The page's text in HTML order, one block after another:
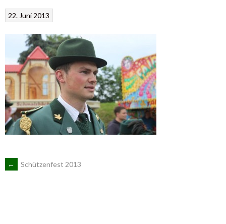
22. Juni 2013
ARTIKEL-
← Schützenfest 2013